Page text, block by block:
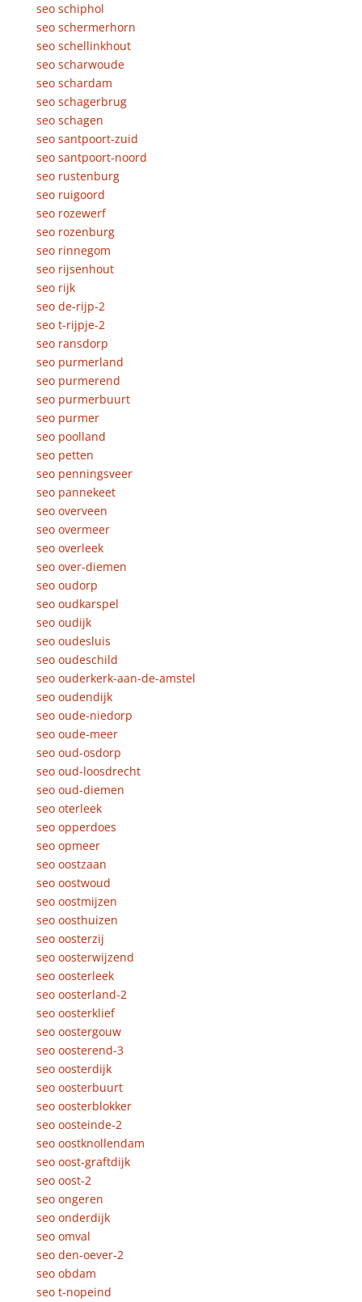
seo schiphol
seo schermerhorn
seo schellinkhout
seo scharwoude
seo schardam
seo schagerbrug
seo schagen
seo santpoort-zuid
seo santpoort-noord
seo rustenburg
seo ruigoord
seo rozewerf
seo rozenburg
seo rinnegom
seo rijsenhout
seo rijk
seo de-rijp-2
seo t-rijpje-2
seo ransdorp
seo purmerland
seo purmerend
seo purmerbuurt
seo purmer
seo poolland
seo petten
seo penningsveer
seo pannekeet
seo overveen
seo overmeer
seo overleek
seo over-diemen
seo oudorp
seo oudkarspel
seo oudijk
seo oudesluis
seo oudeschild
seo ouderkerk-aan-de-amstel
seo oudendijk
seo oude-niedorp
seo oude-meer
seo oud-osdorp
seo oud-loosdrecht
seo oud-diemen
seo oterleek
seo opperdoes
seo opmeer
seo oostzaan
seo oostwoud
seo oostmijzen
seo oosthuizen
seo oosterzij
seo oosterwijzend
seo oosterleek
seo oosterland-2
seo oosterklief
seo oostergouw
seo oosterend-3
seo oosterdijk
seo oosterbuurt
seo oosterblokker
seo oosteinde-2
seo oostknollendam
seo oost-graftdijk
seo oost-2
seo ongeren
seo onderdijk
seo omval
seo den-oever-2
seo obdam
seo t-nopeind